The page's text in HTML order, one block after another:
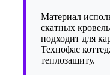
Материал
скатных
подходит для
Технофас
теплозащиту.